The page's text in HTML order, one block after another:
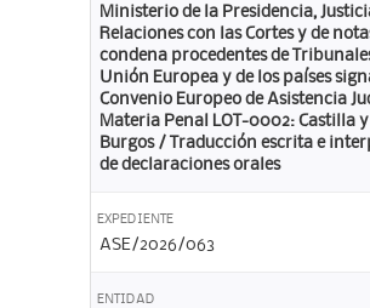
Ministerio de la Presidencia,
Relaciones con las Cortes y de
condena procedentes de
Unión Europea y de los países
Convenio Europeo de Asistencia
Materia Penal LOT-0002: Castilla y
Burgos / Traducción escrita e
de declaraciones orales
EXPEDIENTE
ASE/2026/063
ENTIDAD